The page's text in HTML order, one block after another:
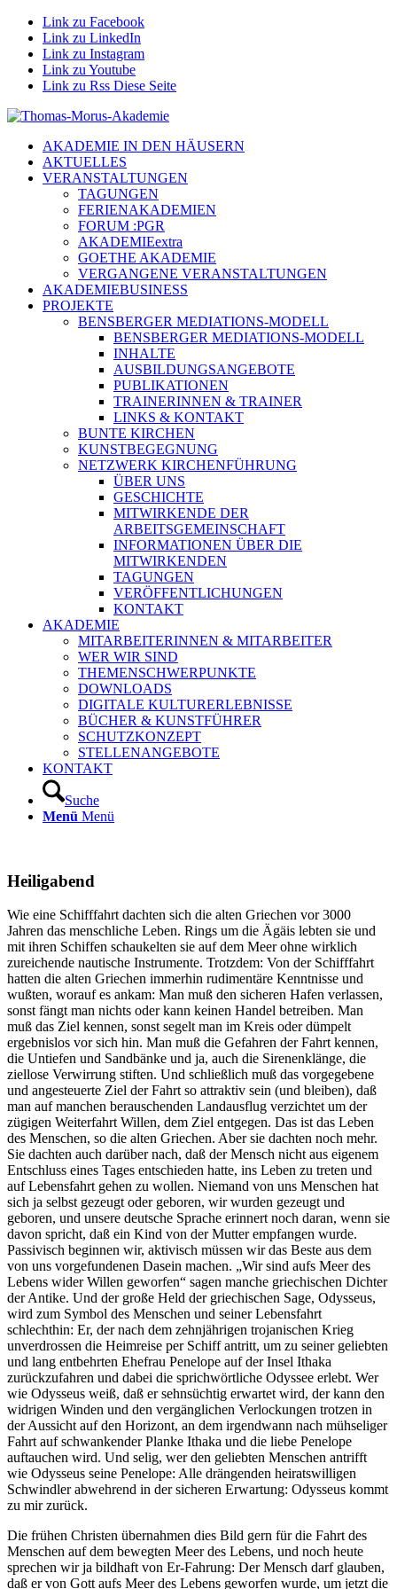
Link zu Facebook
Link zu LinkedIn
Link zu Instagram
Link zu Youtube
Link zu Rss Diese Seite
AKADEMIE IN DEN HÄUSERN
AKTUELLES
VERANSTALTUNGEN
TAGUNGEN
FERIENAKADEMIEN
FORUM :PGR
AKADEMIEextra
GOETHE AKADEMIE
VERGANGENE VERANSTALTUNGEN
AKADEMIEBUSINESS
PROJEKTE
BENSBERGER MEDIATIONS-MODELL
BENSBERGER MEDIATIONS-MODELL
INHALTE
AUSBILDUNGSANGEBOTE
PUBLIKATIONEN
TRAINERINNEN & TRAINER
LINKS & KONTAKT
BUNTE KIRCHEN
KUNSTBEGEGNUNG
NETZWERK KIRCHENFÜHRUNG
ÜBER UNS
GESCHICHTE
MITWIRKENDE DER
ARBEITSGEMEINSCHAFT
INFORMATIONEN ÜBER DIE
MITWIRKENDEN
TAGUNGEN
VERÖFFENTLICHUNGEN
KONTAKT
AKADEMIE
MITARBEITERINNEN & MITARBEITER
WER WIR SIND
THEMENSCHWERPUNKTE
DOWNLOADS
DIGITALE KULTURERLEBNISSE
BÜCHER & KUNSTFÜHRER
SCHUTZKONZEPT
STELLENANGEBOTE
KONTAKT
Suche
Menü Menü
Heiligabend
Wie eine Schifffahrt dachten sich die alten Griechen vor 3000
Jahren das menschliche Leben. Rings um die Ägäis lebten sie und
mit ihren Schiffen schaukelten sie auf dem Meer ohne wirklich
zureichende nautische Instrumente. Trotzdem: Von der Schifffahrt
hatten die alten Griechen immerhin rudimentäre Kenntnisse und
wußten, worauf es ankam: Man muß den sicheren Hafen verlassen,
sonst fängt man nichts oder kann keinen Handel betreiben. Man
muß das Ziel kennen, sonst segelt man im Kreis oder dümpelt
ergebnislos vor sich hin. Man muß die Gefahren der Fahrt kennen,
die Untiefen und Sandbänke und ja, auch die Sirenenklänge, die
ziellose Verwirrung stiften. Und schließlich muß das vorgegebene
und angesteuerte Ziel der Fahrt so attraktiv sein (und bleiben), daß
man auf manchen berauschenden Landausflug verzichtet um der
zügigen Weiterfahrt Willen, dem Ziel entgegen. Das ist das Leben
des Menschen, so die alten Griechen. Aber sie dachten noch mehr.
Sie dachten auch darüber nach, daß der Mensch nicht aus eigenem
Entschluss eines Tages entschieden hatte, ins Leben zu treten und
auf Lebensfahrt gehen zu wollen. Niemand von uns Menschen hat
sich ja selbst gezeugt oder geboren, wir wurden gezeugt und
geboren, und unsere deutsche Sprache erinnert noch daran, wenn sie
davon spricht, daß ein Kind von der Mutter empfangen wurde.
Passivisch beginnen wir, aktivisch müssen wir das Beste aus dem
von uns vorgefundenen Dasein machen. „Wir sind aufs Meer des
Lebens wider Willen geworfen“ sagen manche griechischen Dichter
der Antike. Und der große Held der griechischen Sage, Odysseus,
wird zum Symbol des Menschen und seiner Lebensfahrt
schlechthin: Er, der nach dem zehnjährigen trojanischen Krieg
unverdrossen die Heimreise per Schiff antritt, um zu seiner geliebten
und lang entbehrten Ehefrau Penelope auf der Insel Ithaka
zurückzufahren und dabei die sprichwörtliche Odyssee erlebt. Wer
wie Odysseus weiß, daß er sehnsüchtig erwartet wird, der kann den
widrigen Winden und den vergänglichen Verlockungen trotzen in
der Aussicht auf den Horizont, an dem irgendwann nach mühseliger
Fahrt auf schwankender Planke Ithaka und die liebe Penelope
auftauchen wird. Und selig, wer den geliebten Menschen antrifft
wie Odysseus seine Penelope: Alle drängenden heiratswilligen
Schwindler abwehrend in der sicheren Erwartung: Odysseus kommt
zu mir zurück.
Die frühen Christen übernahmen dies Bild gern für die Fahrt des
Menschen auf dem bewegten Meer des Lebens, und noch heute
sprechen wir ja bildhaft von Er-Fahrung: Der Mensch darf glauben,
daß er von Gott aufs Meer des Lebens geworfen wurde, um jetzt die